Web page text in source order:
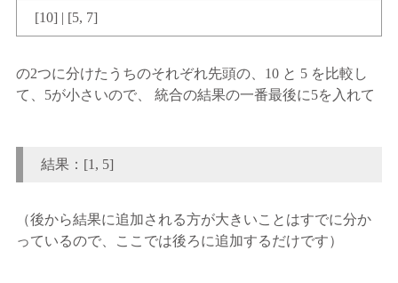
[10] | [5, 7]
の2つに分けたうちのそれぞれ先頭の、10 と 5 を比較し
て、5が小さいので、 統合の結果の一番最後に5を入れて
結果：[1, 5]
（後から結果に追加される方が大きいことはすでに分か
っているので、ここでは後ろに追加するだけです）